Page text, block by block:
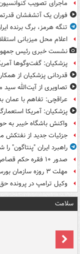
ماجرای تصویب
فوران یک آتشفشان
تنگه هرمز، برگ برنده
اعلام محل میزبانی
نشست خبری رئیس جمهور
پزشکیان: گفت‌وگوها
قدردانی پزشکیان از
تصاویری از آیت‌الله
عراقچی: تفاهم با عمان
پزشکیان: آمریکا
واکنش باشگاه خیبر
جزئیات جدید از نفتکش
راهبرد ایران "پنتاگون"
صدور ۱۰ فقره حکم قصاص برای «کلثوم اکبری»
مهلت ۳ روزه سازمان بورس به هلدینگ خلیج فارس
وکیل ترامپ در پرونده
سلامت